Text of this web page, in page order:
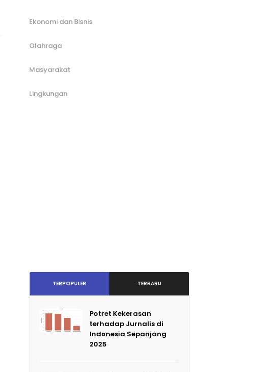
Ekonomi dan Bisnis
Olahraga
Masyarakat
Lingkungan
TERPOPULER TERBARU
Potret Kekerasan
terhadap Jurnalis di
Indonesia Sepanjang
2025